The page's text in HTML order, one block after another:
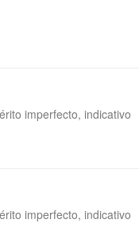
imperfecto, indicativo
imperfecto, indicativo